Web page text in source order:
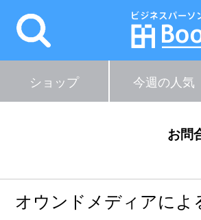
ショップ 今週の人気
お問
オウンドメディアによ